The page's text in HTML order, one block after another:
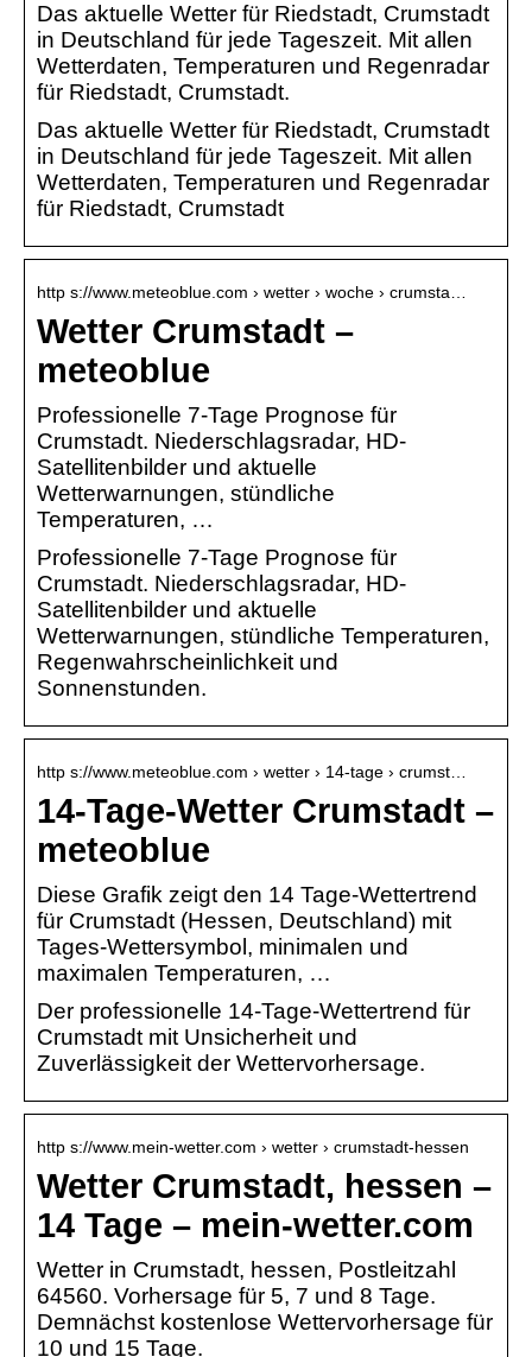
Das aktuelle Wetter für Riedstadt, Crumstadt
in Deutschland für jede Tageszeit. Mit allen
Wetterdaten, Temperaturen und Regenradar
für Riedstadt, Crumstadt.
Das aktuelle Wetter für Riedstadt, Crumstadt
in Deutschland für jede Tageszeit. Mit allen
Wetterdaten, Temperaturen und Regenradar
für Riedstadt, Crumstadt
http s://www.meteoblue.com › wetter › woche › crumsta…
Wetter Crumstadt –
meteoblue
Professionelle 7-Tage Prognose für
Crumstadt. Niederschlagsradar, HD-
Satellitenbilder und aktuelle
Wetterwarnungen, stündliche
Temperaturen, …
Professionelle 7-Tage Prognose für
Crumstadt. Niederschlagsradar, HD-
Satellitenbilder und aktuelle
Wetterwarnungen, stündliche Temperaturen,
Regenwahrscheinlichkeit und
Sonnenstunden.
http s://www.meteoblue.com › wetter › 14-tage › crumst…
14-Tage-Wetter Crumstadt –
meteoblue
Diese Grafik zeigt den 14 Tage-Wettertrend
für Crumstadt (Hessen, Deutschland) mit
Tages-Wettersymbol, minimalen und
maximalen Temperaturen, …
Der professionelle 14-Tage-Wettertrend für
Crumstadt mit Unsicherheit und
Zuverlässigkeit der Wettervorhersage.
http s://www.mein-wetter.com › wetter › crumstadt-hessen
Wetter Crumstadt, hessen –
14 Tage – mein-wetter.com
Wetter in Crumstadt, hessen, Postleitzahl
64560. Vorhersage für 5, 7 und 8 Tage.
Demnächst kostenlose Wettervorhersage für
10 und 15 Tage.